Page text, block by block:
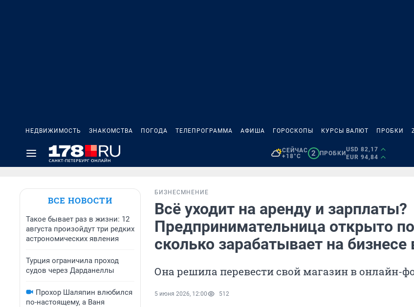
НЕДВИЖИМОСТЬ ЗНАКОМСТВА ПОГОДА ТЕЛЕПРОГРАММА АФИША ГОРОСКОПЫ КУРСЫ ВАЛЮТ ПРОБКИ
СЕЙЧАС
+18°C
2 ПРОБКИ
USD 82,17
EUR 94,84
ВСЕ НОВОСТИ
Такое бывает раз в жизни: 12
августа произойдут три редких
астрономических явления
Турция ограничила проход
судов через Дарданеллы
Прохор Шаляпин влюбился
по-настоящему, а Ваня
БИЗНЕС МНЕНИЕ
Всё уходит на аренду и зарплаты?
Предпринимательница открыто
сколько зарабатывает на
Она решила перевести свой магазин в онлайн-
5 июня 2026, 12:00 512